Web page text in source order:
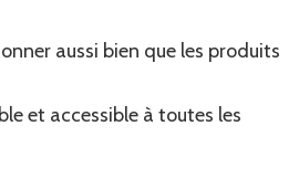
aussi bien que les produits
et accessible à toutes les